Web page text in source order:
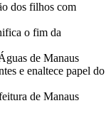
dos filhos com
o fim da
de Manaus
e enaltece papel do
de Manaus